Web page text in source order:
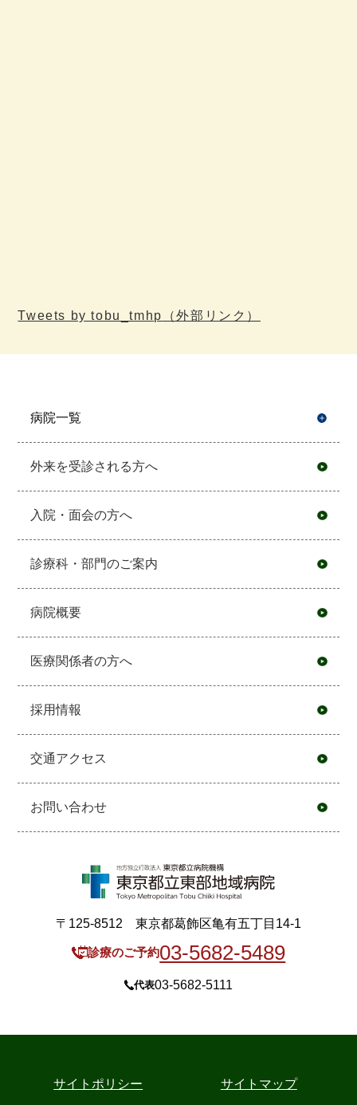
Tweets by tobu_tmhp （外部リンク）
病院一覧
外来を受診される方へ
入院・面会の方へ
診療科・部門のご案内
病院概要
医療関係者の方へ
採用情報
交通アクセス
お問い合わせ
〒125-8512 東京都葛飾区亀有五丁目14-1
診療のご予約03-5682-5489
代表03-5682-5111
サイトポリシー サイトマップ